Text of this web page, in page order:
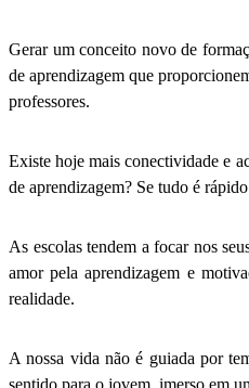
Gerar um conceito novo de
de aprendizagem que
professores.
Existe hoje mais conectividade e
de aprendizagem? Se tudo é
As escolas tendem a focar nos
amor pela aprendizagem e
realidade.
A nossa vida não é guiada por
sentido para o jovem, imerso em